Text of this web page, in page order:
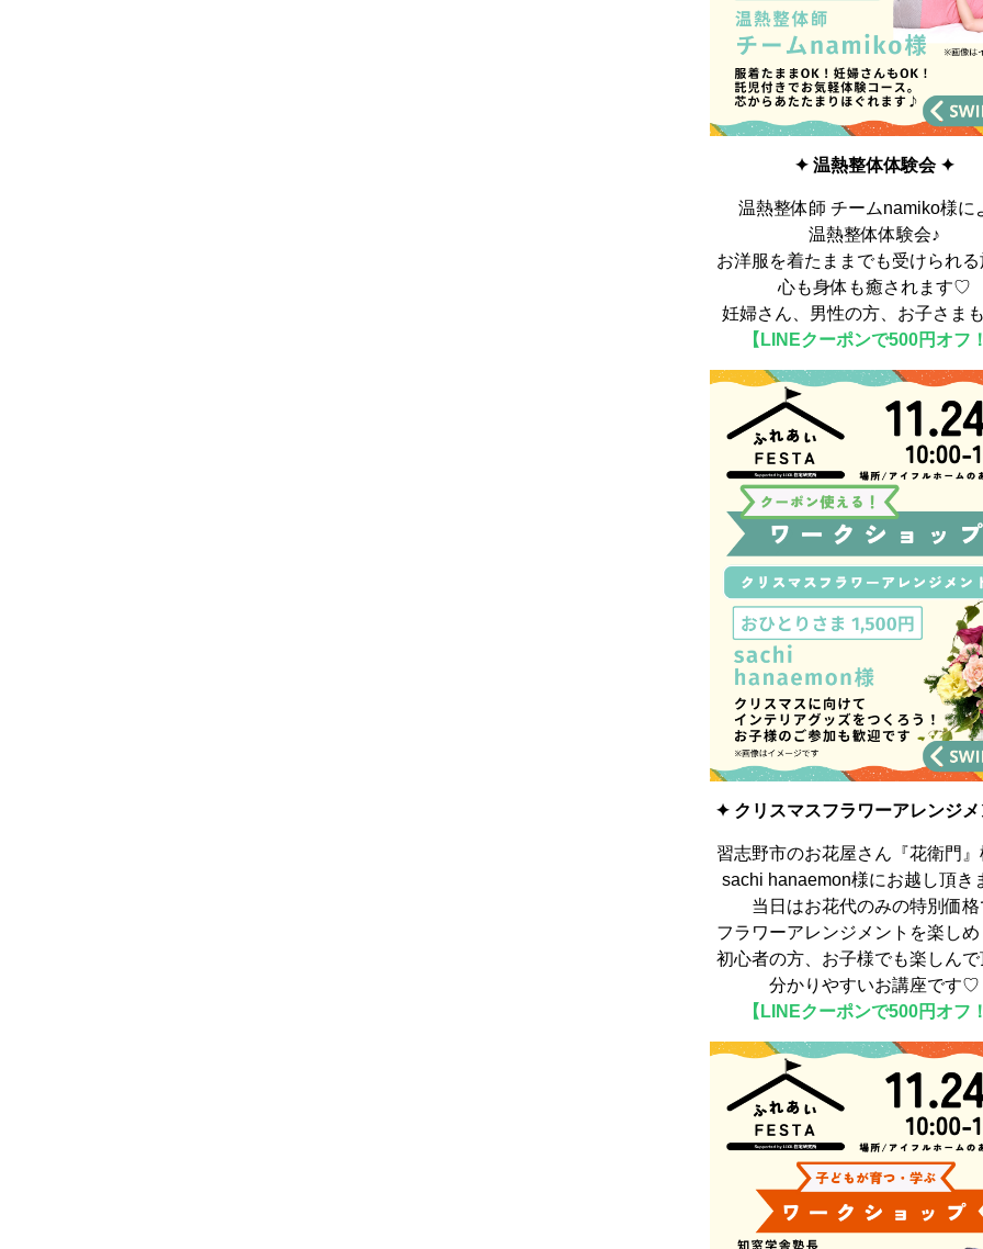
✦ 温熱整体体験会 ✦
温熱整体師 チームnamiko様に
温熱整体体験会♪
お洋服を着たままでも受けられ
心も身体も癒されます♡
妊婦さん、男性の方、お子さま
【 LINEクーポンで500円オフ
✦ クリスマスフラワーアレンジ
習志野市のお花屋さん『花衛門
sachi hanaemon様にお越し頂
当日はお花代のみの特別価格
フラワーアレンジメントを楽し
初心者の方、お子様でも楽しん
分かりやすいお講座です♡
【 LINEクーポンで500円オフ